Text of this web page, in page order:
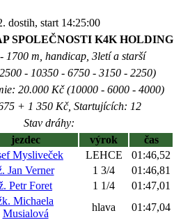
dostih, start 14:25:00
SPOLEČNOSTI K4K HOLDING
1700 m, handicap, 3letí a starší
- 10350 - 6750 - 3150 - 2250)
20.000 Kč (10000 - 6000 - 4000)
+ 1 350 Kč, Startujících: 12
Stav dráhy:
jezdec výrok čas
Mysliveček LEHCE 01:46,52
Jan Verner 1 3/4 01:46,81
Petr Foret 1 1/4 01:47,01
Michaela
Musialová
hlava 01:47,04